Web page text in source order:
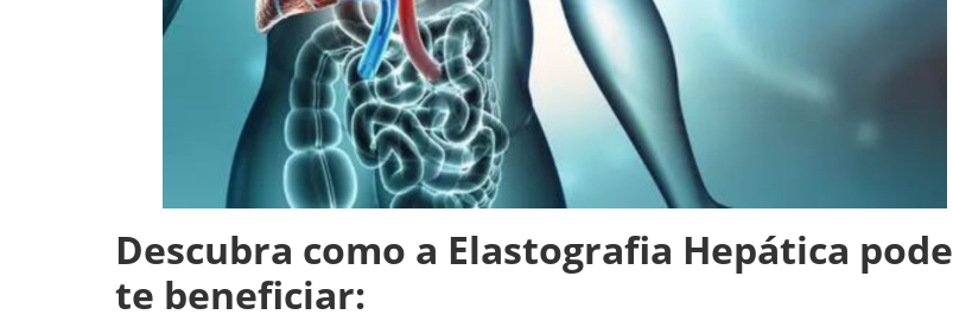
Descubra como a Elastografia Hepática pode
te beneficiar: